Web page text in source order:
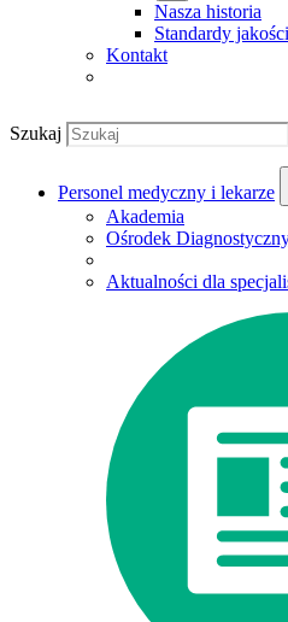
Nasza historia
Standardy jakości
Kontakt
Szukaj
Personel medyczny i lekarze
Akademia
Ośrodek
Aktualności dla